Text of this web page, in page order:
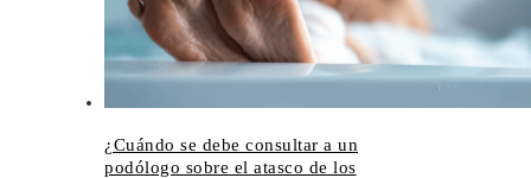
¿Cuándo se debe consultar a un
podólogo sobre el atasco de los